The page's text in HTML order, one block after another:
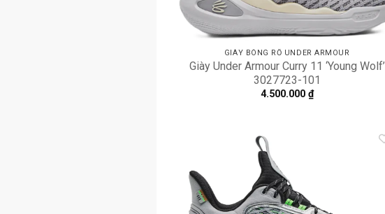
GIÀY BÓNG RỔ UNDER ARMOUR
Giày Under Armour Curry 11 ‘Young Wolf’
3027723-101
4.500.000 ₫